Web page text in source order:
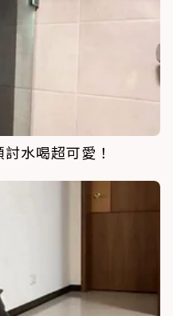
水喝超可愛！